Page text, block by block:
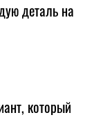
деталь на
который